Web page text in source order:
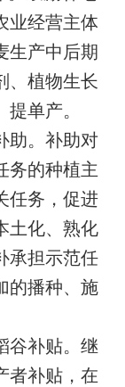
业经营主体
生产中后期
、植物生长
单产。
。补助对
务的种植主
任务，促进
土化、熟化
承担示范任
的播种、施
补贴。继
者补贴，在